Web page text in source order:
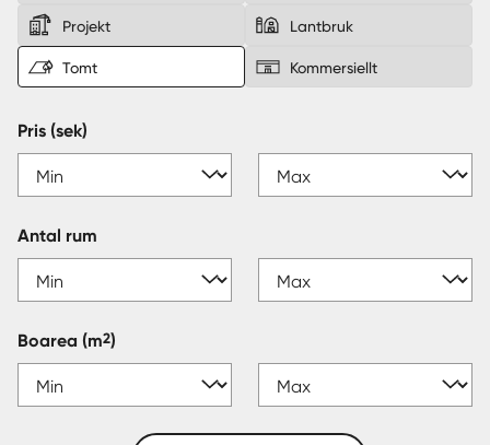
Projekt Lantbruk
Tomt Kommersiellt
Pris (sek)
Antal rum
Boarea (m2)